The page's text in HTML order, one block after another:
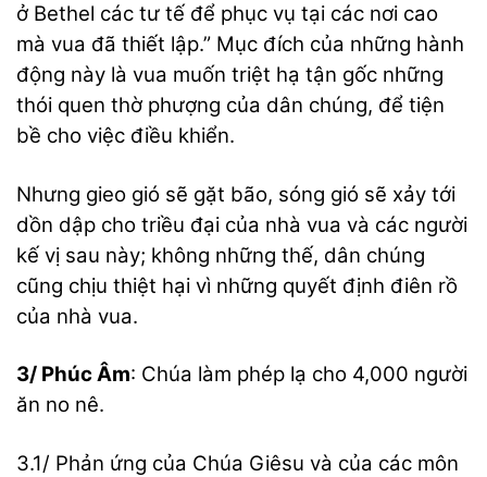
ở Bethel các tư tế để phục vụ tại các nơi cao
mà vua đã thiết lập.” Mục đích của những hành
động này là vua muốn triệt hạ tận gốc những
thói quen thờ phượng của dân chúng, để tiện
bề cho việc điều khiển.
Nhưng gieo gió sẽ gặt bão, sóng gió sẽ xảy tới
dồn dập cho triều đại của nhà vua và các người
kế vị sau này; không những thế, dân chúng
cũng chịu thiệt hại vì những quyết định điên rồ
của nhà vua.
3/ Phúc Âm: Chúa làm phép lạ cho 4,000 người
ăn no nê.
3.1/ Phản ứng của Chúa Giêsu và của các môn